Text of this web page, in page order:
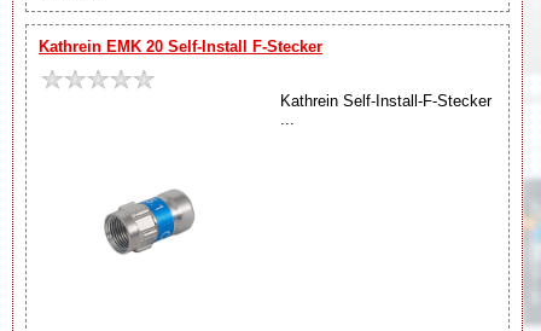
Kathrein EMK 20 Self-Install F-Stecker
Kathrein Self-Install-F-Stecker